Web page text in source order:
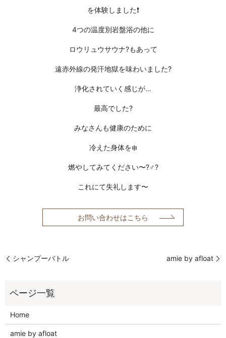
を体験しました❗️
4つの温度別岩盤浴の他に
ロウリュウサウナ?もあって
遠赤外線の発汗地獄を味わいました?
浄化されていく感じが…
最高でした?
みなさんも健康のために
冷えた身体を❄️
燃やしてみてください〜?‍♂️?
これにて失礼します〜
お問い合わせはこちら
シャンプーバトル amie by afloat
Home
amie by afloat